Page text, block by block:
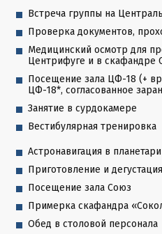
Встреча группы на
Проверка документов,
Медицинский осмотр для
Центрифуге и в скафандре
Посещение зала ЦФ-18 (+
ЦФ-18*, согласованное
Занятие в сурдокамере
Вестибулярная тренировка
Астронавигация в
Приготовление и
Посещение зала Союз
Примерка скафандра
Обед в столовой персонала